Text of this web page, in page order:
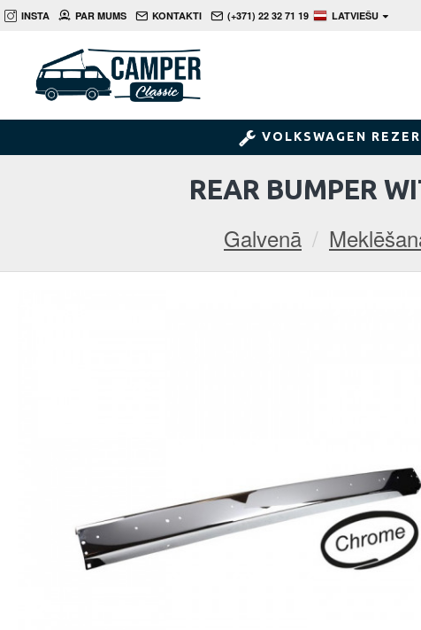
INSTA PAR MUMS KONTAKTI (+371) 22 32 71 19 LATVIEŠU
VOLKSWAGEN
Galvenā
REAR BUMPER